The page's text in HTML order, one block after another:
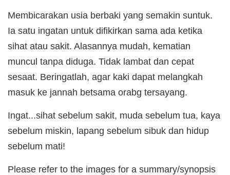
Membicarakan usia berbaki yang semakin suntuk.
Ia satu ingatan untuk difikirkan sama ada ketika
sihat atau sakit. Alasannya mudah, kematian
muncul tanpa diduga. Tidak lambat dan cepat
sesaat. Beringatlah, agar kaki dapat melangkah
masuk ke jannah betsama orabg tersayang.
Ingat...sihat sebelum sakit, muda sebelum tua, kaya
sebelum miskin, lapang sebelum sibuk dan hidup
sebelum mati!
Please refer to the images for a summary/synopsis